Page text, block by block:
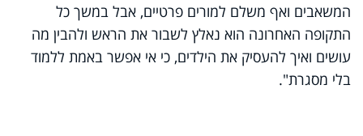
המשאבים ואף משלם למורים פרטיים, אבל במשך כל
התקופה האחרונה הוא נאלץ לשבור את הראש ולהבין מה
עושים ואיך להעסיק את הילדים, כי אי אפשר באמת ללמוד
בלי מסגרת".